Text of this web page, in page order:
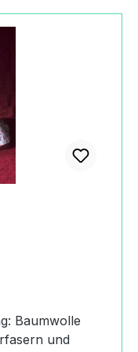
doch hat jede
wirkt ihr
neutralen
im Spiel für sich
und warmen
eine
links im
0015-